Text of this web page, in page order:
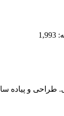
طراحی و پیاده